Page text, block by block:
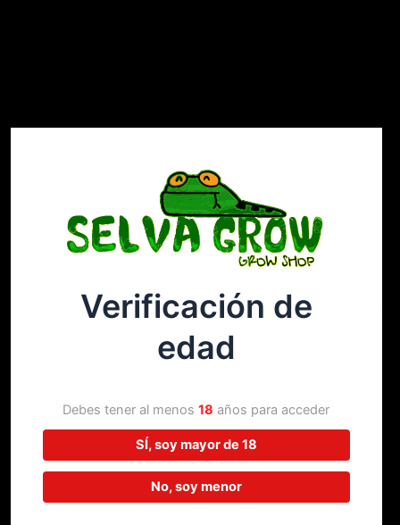
¡Disculpa este desastre! Estamos
trabajando en algo increíble,
¡vuelve pronto!
Verificación de
edad
Debes tener al menos18 años para acceder
SÍ, soy mayor de 18
No, soy menor